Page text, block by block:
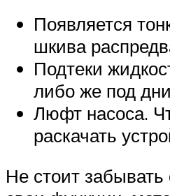
Появляется
шкива
Подтеки
либо же под
Люфт насоса.
раскачать
Не стоит